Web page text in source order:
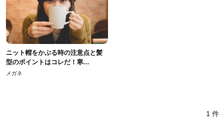
ニット帽をかぶる時の注意点と髪
型のポイントはコレだ！寒...
メガネ
1 件